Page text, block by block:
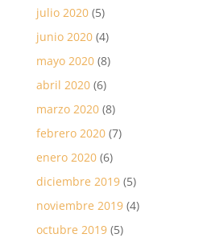
julio 2020(5)
junio 2020(4)
mayo 2020(8)
abril 2020(6)
marzo 2020(8)
febrero 2020(7)
enero 2020(6)
diciembre 2019(5)
noviembre 2019(4)
octubre 2019(5)